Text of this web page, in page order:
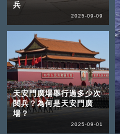
兵
2025-09-09
天安門廣場舉行過多少次
閱兵？為何是天安門廣
場？
2025-09-01